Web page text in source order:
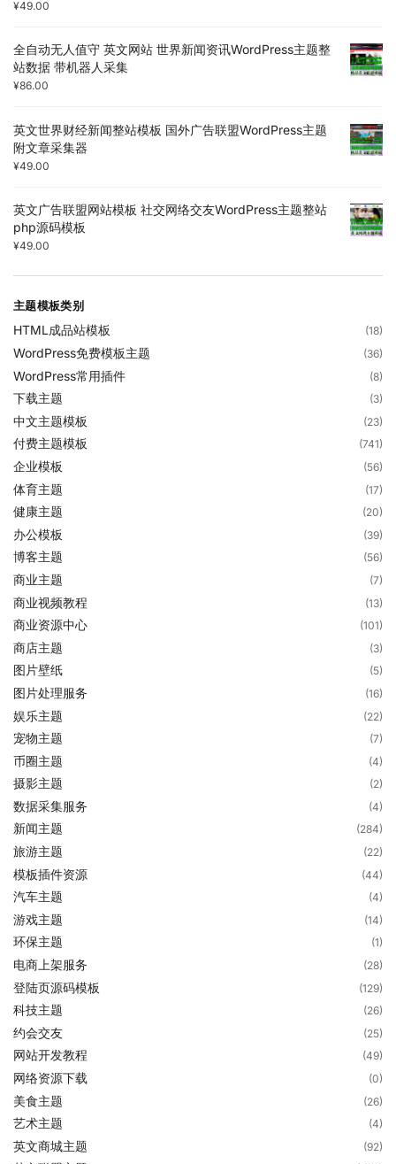
¥49.00
全自动无人值守 英文网站 世界新闻资讯WordPress主题整
站数据 带机器人采集
¥86.00
英文世界财经新闻整站模板 国外广告联盟WordPress主题
附文章采集器
¥49.00
英文广告联盟网站模板 社交网络交友WordPress主题整站
php源码模板
¥49.00
主题模板类别
HTML成品站模板 (18)
WordPress免费模板主题 (36)
WordPress常用插件 (8)
下载主题 (3)
中文主题模板 (23)
付费主题模板 (741)
企业模板 (56)
体育主题 (17)
健康主题 (20)
办公模板 (39)
博客主题 (56)
商业主题 (7)
商业视频教程 (13)
商业资源中心 (101)
商店主题 (3)
图片壁纸 (5)
图片处理服务 (16)
娱乐主题 (22)
宠物主题 (7)
币圈主题 (4)
摄影主题 (2)
数据采集服务 (4)
新闻主题 (284)
旅游主题 (22)
模板插件资源 (44)
汽车主题 (4)
游戏主题 (14)
环保主题 (1)
电商上架服务 (28)
登陆页源码模板 (129)
科技主题 (26)
约会交友 (25)
网站开发教程 (49)
网络资源下载 (0)
美食主题 (26)
艺术主题 (4)
英文商城主题 (92)